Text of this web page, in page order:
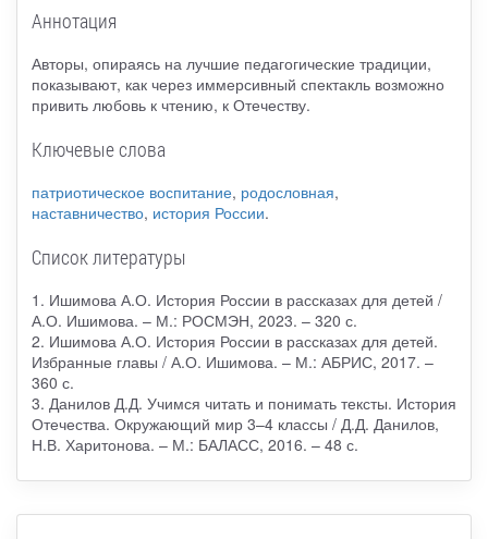
Аннотация
Авторы, опираясь на лучшие педагогические традиции,
показывают, как через иммерсивный спектакль возможно
привить любовь к чтению, к Отечеству.
Ключевые слова
патриотическое воспитание, родословная,
наставничество, история России.
Список литературы
1. Ишимова А.О. История России в рассказах для детей /
А.О. Ишимова. – М.: РОСМЭН, 2023. – 320 с.
2. Ишимова А.О. История России в рассказах для детей.
Избранные главы / А.О. Ишимова. – М.: АБРИС, 2017. –
360 с.
3. Данилов Д.Д. Учимся читать и понимать тексты. История
Отечества. Окружающий мир 3–4 классы / Д.Д. Данилов,
Н.В. Харитонова. – М.: БАЛАСС, 2016. – 48 с.